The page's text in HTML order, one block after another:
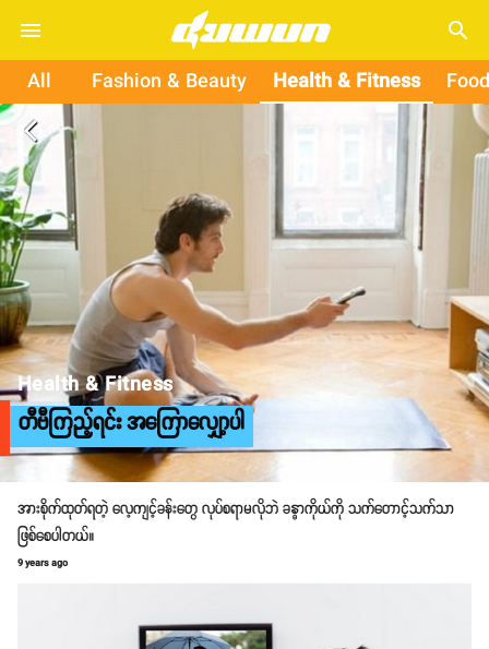
search
All Fashion & Beauty Health & Fitness
arrow_back_ios
Health & Fitness
တီဗီကြည့်ရင်း အကြောလျှော့ပါ
အားစိုက်ထုတ်ရတဲ့ လေ့ကျင့်ခန်းတွေ လုပ်စရာမလိုဘဲ ခန္ဓာကိုယ်ကို သက်တောင့်သက်သာ
ဖြစ်စေပါတယ်။
9 years ago